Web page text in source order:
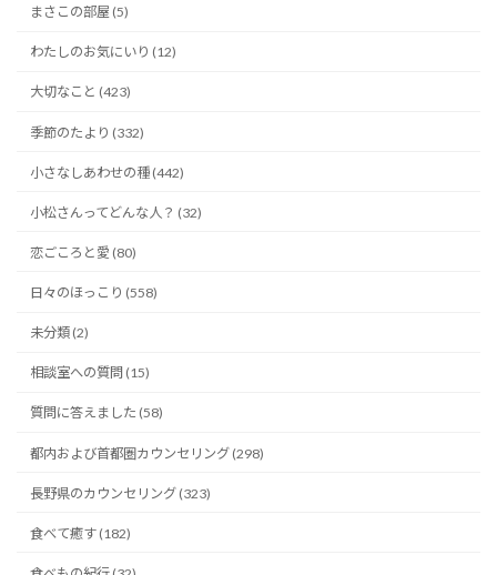
まさこの部屋 (5)
わたしのお気にいり (12)
大切なこと (423)
季節のたより (332)
小さなしあわせの種 (442)
小松さんってどんな人？ (32)
恋ごころと愛 (80)
日々のほっこり (558)
未分類 (2)
相談室への質問 (15)
質問に答えました (58)
都内および首都圏カウンセリング (298)
長野県のカウンセリング (323)
食べて癒す (182)